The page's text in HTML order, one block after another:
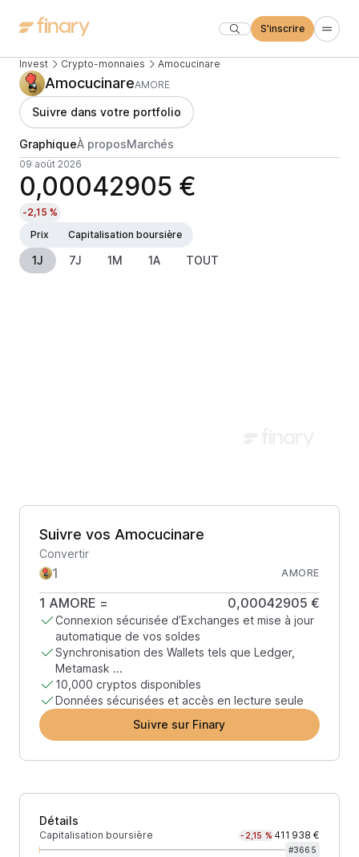
S'inscrire
Invest Crypto-monnaies Amocucinare
AmocucinareAMORE
Suivre dans votre portfolio
GraphiqueÀ proposMarchés
09 août 2026
0,00042905 €
-2,15 %
Prix
Capitalisation boursière
1J 7J 1M 1A TOUT
Suivre vos Amocucinare
Convertir
AMORE
1 AMORE = 0,00042905 €
Connexion sécurisée d’Exchanges et mise à jour
automatique de vos soldes
Synchronisation des Wallets tels que Ledger,
Metamask ...
10,000 cryptos disponibles
Données sécurisées et accès en lecture seule
Suivre sur Finary
Détails
Capitalisation boursière -2,15 % 411 938 €
#3665